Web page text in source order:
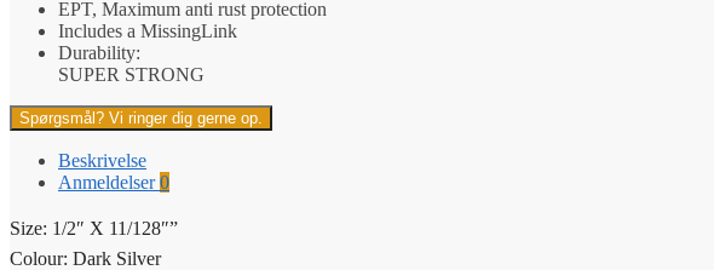
EPT, Maximum anti rust protection
Includes a MissingLink
Durability:
SUPER STRONG
Spørgsmål? Vi ringer dig gerne op.
Beskrivelse
Anmeldelser0
Size: 1/2″ X 11/128″”
Colour: Dark Silver